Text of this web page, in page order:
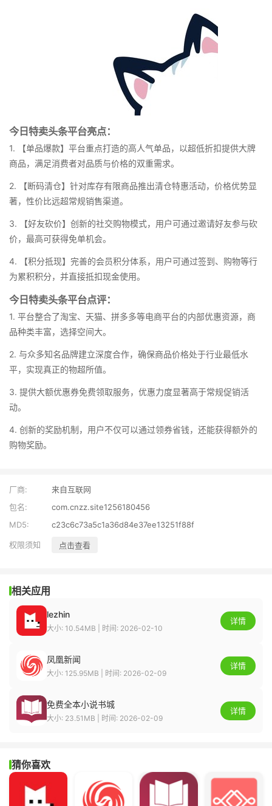
今日特卖头条平台亮点：
1. 【单品爆款】平台重点打造的高人气单品，以超低折扣提供大牌
商品，满足消费者对品质与价格的双重需求。
2. 【断码清仓】针对库存有限商品推出清仓特惠活动，价格优势显
著，性价比远超常规销售渠道。
3. 【好友砍价】创新的社交购物模式，用户可通过邀请好友参与砍
价，最高可获得免单机会。
4. 【积分抵现】完善的会员积分体系，用户可通过签到、购物等行
为累积积分，并直接抵扣现金使用。
今日特卖头条平台点评：
1. 平台整合了淘宝、天猫、拼多多等电商平台的内部优惠资源，商
品种类丰富，选择空间大。
2. 与众多知名品牌建立深度合作，确保商品价格处于行业最低水
平，实现真正的物超所值。
3. 提供大额优惠券免费领取服务，优惠力度显著高于常规促销活
动。
4. 创新的奖励机制，用户不仅可以通过领券省钱，还能获得额外的
购物奖励。
厂商:
来自互联网
包名:
com.cnzz.site1256180456
MD5:
c23c6c73a5c1a36d84e37ee13251f88f
权限须知 点击查看
相关应用
lezhin
大小: 10.54MB | 时间: 2026-02-10
详情
凤凰新闻
大小: 125.95MB | 时间: 2026-02-09
详情
免费全本小说书城
大小: 23.51MB | 时间: 2026-02-09
详情
猜你喜欢